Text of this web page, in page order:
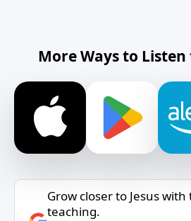
More Ways to
Grow closer to Jesus
teaching.